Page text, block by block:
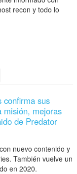
recon y todo lo
confirma sus
misión, mejoras
de Predator
nuevo contenido y
También vuelve un
en 2020.